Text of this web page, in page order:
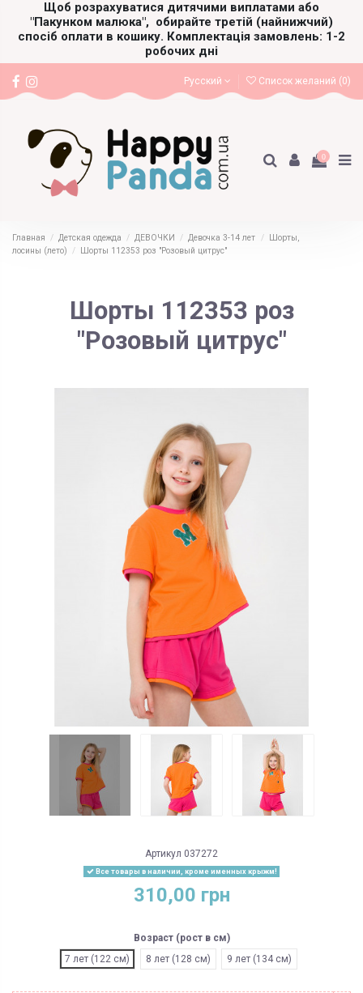
Щоб розрахуватися дитячими виплатами або
"Пакунком малюка", обирайте третій (найнижчий)
спосіб оплати в кошику. Комплектація замовлень: 1-2
робочих дні
Русский Список желаний (0)
0
Главная Детская одежда ДЕВОЧКИ Девочка 3-14 лет
Шорты,
лосины (лето)
Шорты 112353 роз "Розовый цитрус"
Шорты 112353 роз
"Розовый цитрус"
Артикул 037272
Все товары в наличии, кроме именных крыжм!
310,00 грн
Возраст (рост в см)
7 лет (122 см)
8 лет (128 см) 9 лет (134 см)